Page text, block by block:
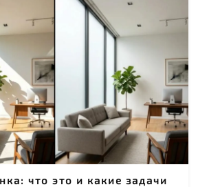
что это и какие задачи